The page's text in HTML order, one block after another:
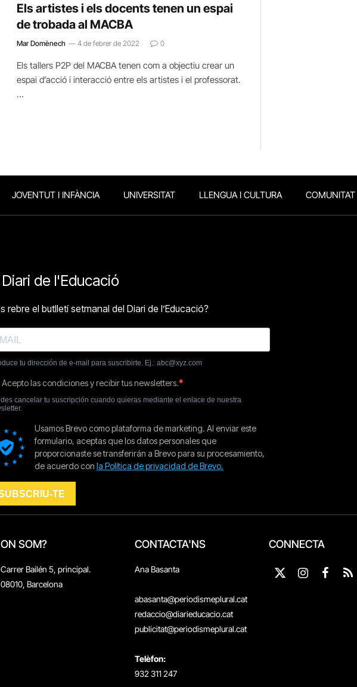
Els artistes i els docents tenen un espai
de trobada al MACBA
Mar Domènech 4 de febrer de 2022 0
Els tallers P2P del MACBA tenen com a objectiu crear un
espai d’acció i interacció entre els artistes i el professorat.
…
JOVENTUT I INFÀNCIA UNIVERSITAT LLENGUA I CULTURA COMUNITAT
ON SOM?
Carrer Bailén 5, principal.
08010, Barcelona
CONTACTA'NS
Ana Basanta
abasanta@periodismeplural.cat
redaccio@diarieducacio.cat
publicitat@periodismeplural.cat
Telèfon:
932 311 247
CONNECTA
X
InstagramFacebook
RSS